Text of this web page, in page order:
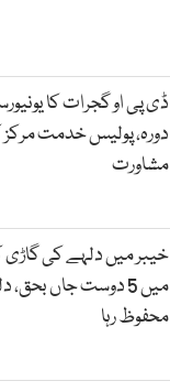
ڈی پی او گجرات کا
دورہ، پولیس خدمت مرکز
مشاورت
خیبر میں دلہے کی گاڑی
میں 5 دوست جاں بحق،
محفوظ رہا